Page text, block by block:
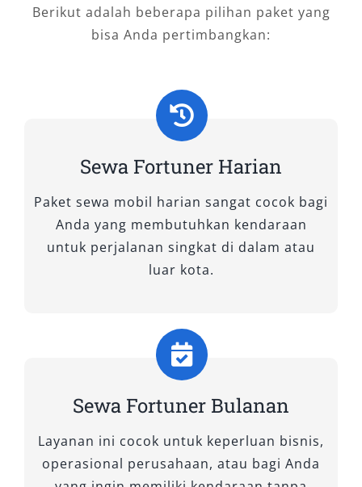
Dalam memilih layanan rental mobil Fortuner
Malang, pastikan Anda mengutamakan
Salah satu rekomendasi terbaik adalah Salsa
Wisata, yang dikenal sebagai penyedia layanan
pilihan kendaraan lengkap, pelayanan cepat,
dan harga transparan.
Jika Anda berencana menjelajahi Malang dan
sekitarnya dengan kendaraan yang kuat,
nyaman, dan elegan, maka sewa Fortuner
kebutuhan pribadi, keluarga, bisnis, maupun
kunjungan resmi, Fortuner hadir sebagai solusi
mobilitas yang efisien dan berkelas.
Tipe Mobil Fortuner yang Kami
Sewakan di Salsa Wisata
Jika Anda sedang mencari kendaraan tangguh,
Berikut adalah beberapa pilihan paket yang
bisa Anda pertimbangkan:
Sewa Fortuner Harian
Paket sewa mobil harian sangat cocok bagi
Anda yang membutuhkan kendaraan
untuk perjalanan singkat di dalam atau
luar kota.
Sewa Fortuner Bulanan
Layanan ini cocok untuk keperluan bisnis,
operasional perusahaan, atau bagi Anda